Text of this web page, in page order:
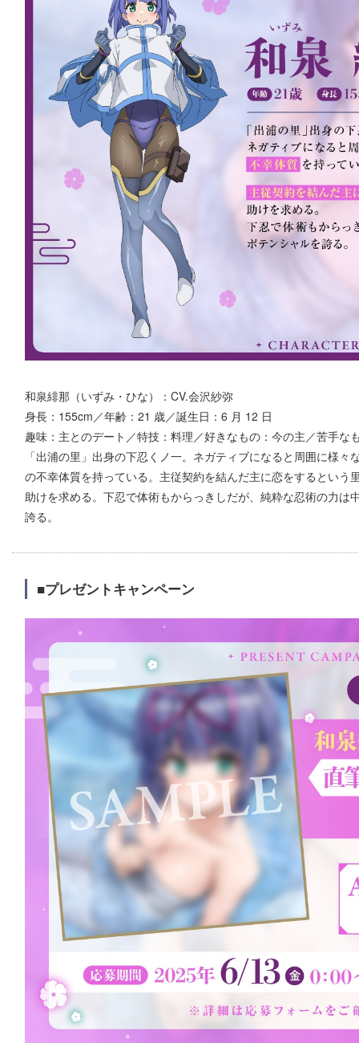
和泉緋那（いずみ・ひな）：CV.会沢紗弥
身長：155cm／年齢：21 歳／誕生日：6 月 12 日
趣味：主とのデート／特技：料理／好きなもの：今の主／苦手な
「出浦の里」出身の下忍くノ一。ネガティブになると周囲に様々
の不幸体質を持っている。主従契約を結んだ主に恋をするという
助けを求める。下忍で体術もからっきしだが、純粋な忍術の力は
誇る。
■プレゼントキャンペーン